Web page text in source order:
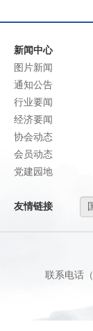
新闻中心
图片新闻
通知公告
行业要闻
经济要闻
协会动态
会员动态
党建园地
友情链接
联系电话